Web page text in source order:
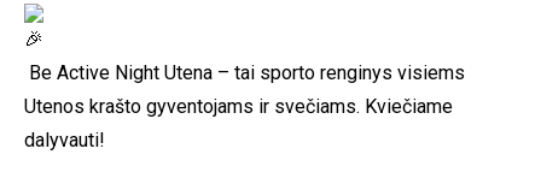
Be Active Night Utena – tai sporto renginys visiems
Utenos krašto gyventojams ir svečiams. Kviečiame
dalyvauti!